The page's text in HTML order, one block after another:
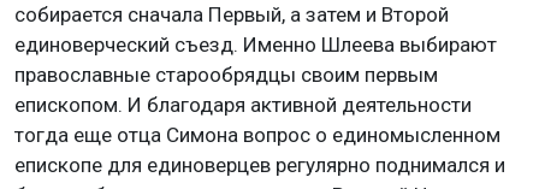
собирается сначала Первый, а затем и Второй
единоверческий съезд. Именно Шлеева выбирают
православные старообрядцы своим первым
епископом. И благодаря активной деятельности
тогда еще отца Симона вопрос о единомысленном
епископе для единоверцев регулярно поднимался и